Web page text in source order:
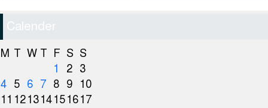
Calender
M T W T F S S
1
2 3
4 5 6 7 8 9
10
11 121314151617